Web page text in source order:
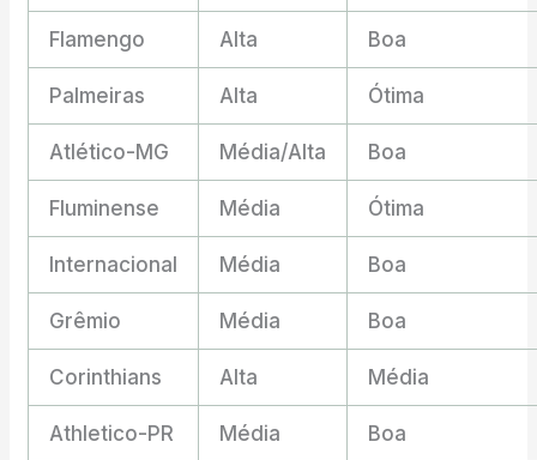
Flamengo Alta Boa
Palmeiras Alta Ótima
Atlético-MG Média/Alta Boa
Fluminense Média Ótima
Internacional Média Boa
Grêmio Média Boa
Corinthians Alta Média
Athletico-PR Média Boa